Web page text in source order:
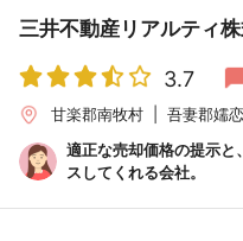
三井不動産リアルティ
3.7
甘楽郡南牧村 吾妻郡嬬
適正な売却価格の提示と
スしてくれる会社。